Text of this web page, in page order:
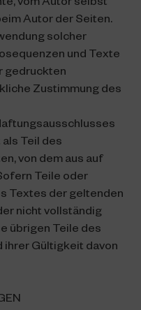
vom Autor selbst
Autor der Seiten.
solcher
und Texte
gedruckten
Zustimmung des
Teil des
von dem aus auf
Teile oder
Textes der geltenden
nicht vollständig
übrigen Teile des
ihrer Gültigkeit davon